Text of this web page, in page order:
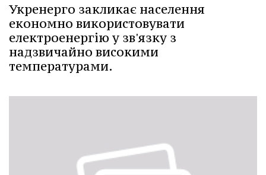
Укренерго закликає населення
економно використовувати
електроенергію у зв'язку з
надзвичайно високими
температурами.